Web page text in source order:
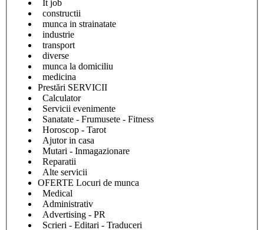
It job
constructii
munca in strainatate
industrie
transport
diverse
munca la domiciliu
medicina
Prestări SERVICII
Calculator
Servicii evenimente
Sanatate - Frumusete - Fitness
Horoscop - Tarot
Ajutor in casa
Mutari - Inmagazionare
Reparatii
Alte servicii
OFERTE Locuri de munca
Medical
Administrativ
Advertising - PR
Scrieri - Editari - Traduceri